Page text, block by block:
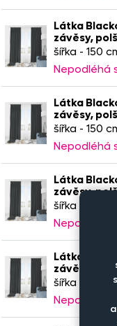
Látka
závěsy,
šířka - 150
Nepodléhá
Látka
závěsy,
šířka - 150
Nepodléhá
Látka
závěsy,
šířka - 280
Nepodléhá
Látka
závěsy,
šířka - 150
Nepodléhá